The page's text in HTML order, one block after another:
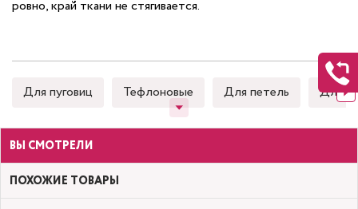
ровно, край ткани не стягивается.
Для пуговиц Тефлоновые Для петель Для
ВЫ СМОТРЕЛИ
ПОХОЖИЕ ТОВАРЫ